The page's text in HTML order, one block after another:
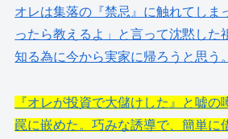
オレは集落の『禁忌』に触れてしま
ったら教えるよ」と言って沈黙した
知る為に今から実家に帰ろうと思う。
『オレが投資で大儲けした』と嘘の
罠に嵌めた。巧みな誘導で、簡単に